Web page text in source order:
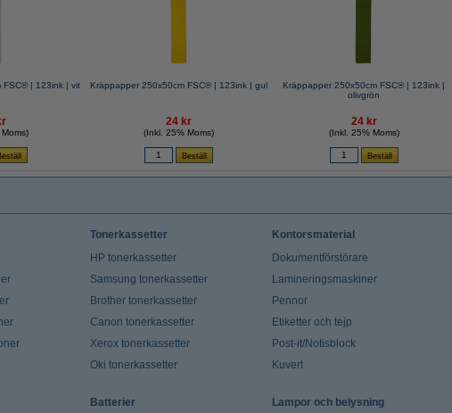
FSC® | 123ink | vit Kräppapper 250x50cm FSC® | 123ink | gul
24 kr
(Inkl. 25% Moms)
Kräppapper 250x50cm FSC® | 123ink |
olivgrön
24 kr
(Inkl. 25% Moms)
Tonerkassetter
HP tonerkassetter
Samsung tonerkassetter
Brother tonerkassetter
Canon tonerkassetter
Xerox tonerkassetter
Oki tonerkassetter
Kontorsmaterial
Dokumentförstörare
Lamineringsmaskiner
Pennor
Etiketter och tejp
Post-it/Notisblock
Kuvert
Batterier Lampor och belysning